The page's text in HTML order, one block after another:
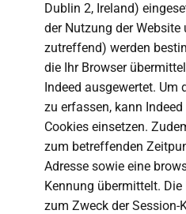
Dublin 2, Ireland)
der Nutzung der
zutreffend) werden
die Ihr Browser
Indeed ausgewertet. Um
zu erfassen, kann
Cookies einsetzen.
zum betreffenden
Adresse sowie eine
Kennung übermittelt. Die
zum Zweck der Session-